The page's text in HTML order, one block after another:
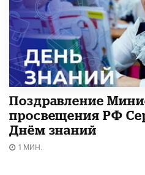
Поздравление
просвещения РФ
Днём знаний
1 МИН.